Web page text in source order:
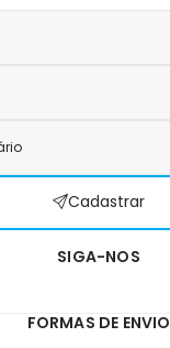
Cadastrar
SIGA-NOS
FORMAS DE ENVIO